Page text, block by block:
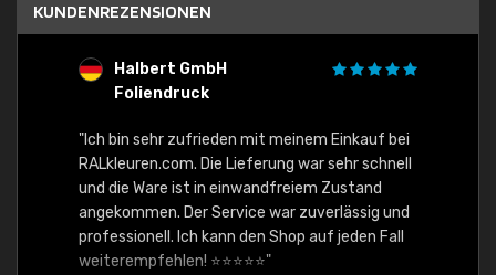
KUNDENREZENSIONEN
Halbert GmbH
Foliendruck
"Ich bin sehr zufrieden mit meinem Einkauf bei
RALkleuren.com. Die Lieferung war sehr schnell
und die Ware ist in einwandfreiem Zustand
angekommen. Der Service war zuverlässig und
professionell. Ich kann den Shop auf jeden Fall
weiterempfehlen! ⭐⭐⭐⭐⭐"